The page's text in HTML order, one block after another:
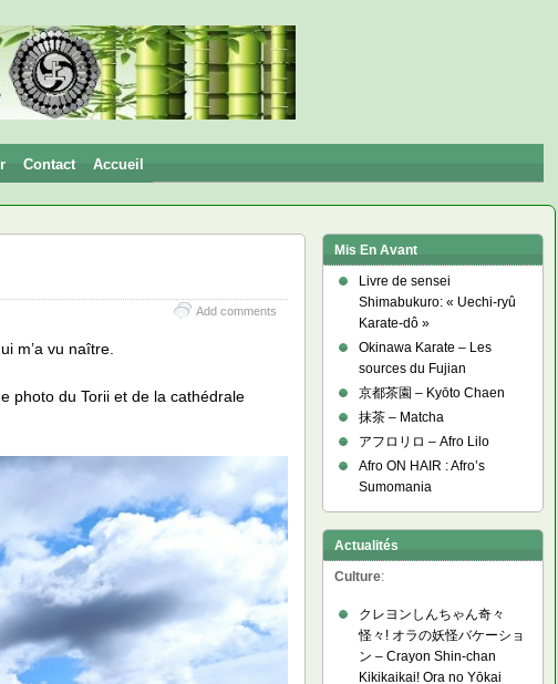
Contact Accueil
Add comments
m’a vu naître.
photo du Torii et de la cathédrale
Mis En Avant
Livre de sensei
Shimabukuro: « Uechi-ryû
Karate-dô »
Okinawa Karate – Les
sources du Fujian
京都茶園 – Kyōto Chaen
抹茶 – Matcha
アフロリロ – Afro Lilo
Afro ON HAIR : Afro’s
Sumomania
Actualités
Culture:
クレヨンしんちゃん奇々
怪々! オラの妖怪バケーショ
ン – Crayon Shin-chan
Kikikaikai! Ora no Yōkai